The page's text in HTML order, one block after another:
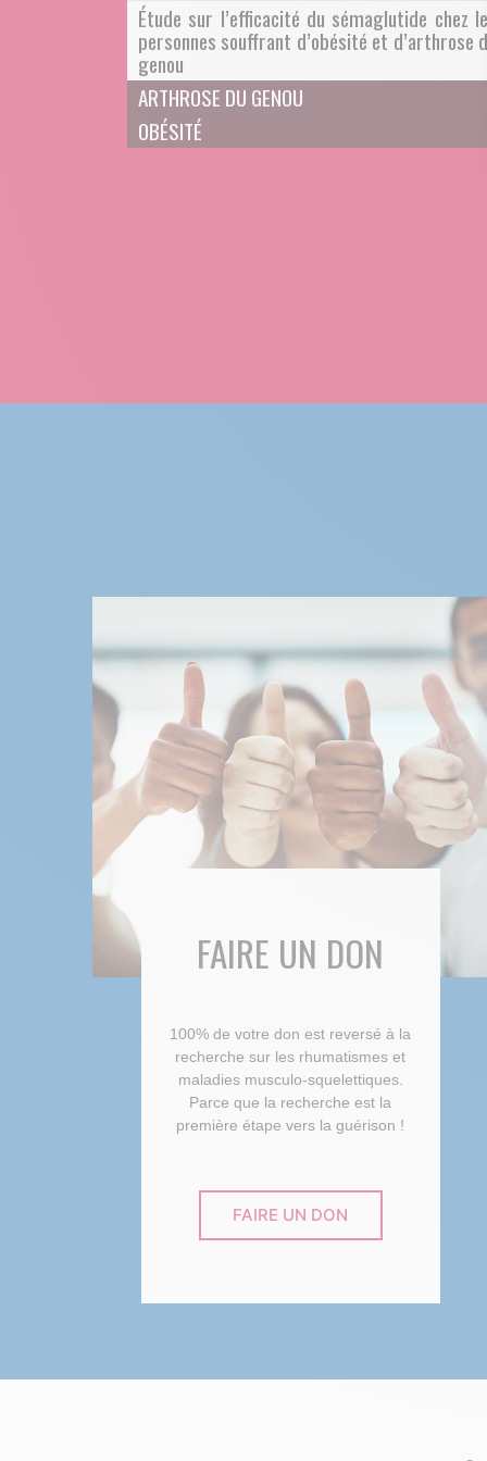
Étude sur l’efficacité du sémaglutide chez
personnes souffrant d’obésité et d’arthrose
genou
ARTHROSE DU GENOU
OBÉSITÉ
FAIRE UN DON
100% de votre don est reversé à la
recherche sur les rhumatismes et
maladies musculo-squelettiques.
Parce que la recherche est la
première étape vers la guérison !
FAIRE UN DON